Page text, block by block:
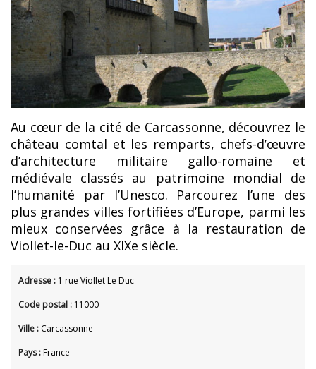
Au cœur de la cité de Carcassonne, découvrez le
château comtal et les remparts, chefs-d’œuvre
d’architecture militaire gallo-romaine et
médiévale classés au patrimoine mondial de
l’humanité par l’Unesco. Parcourez l’une des
plus grandes villes fortifiées d’Europe, parmi les
mieux conservées grâce à la restauration de
Viollet-le-Duc au XIXe siècle.
Adresse : 1 rue Viollet Le Duc
Code postal : 11000
Ville : Carcassonne
Pays :France